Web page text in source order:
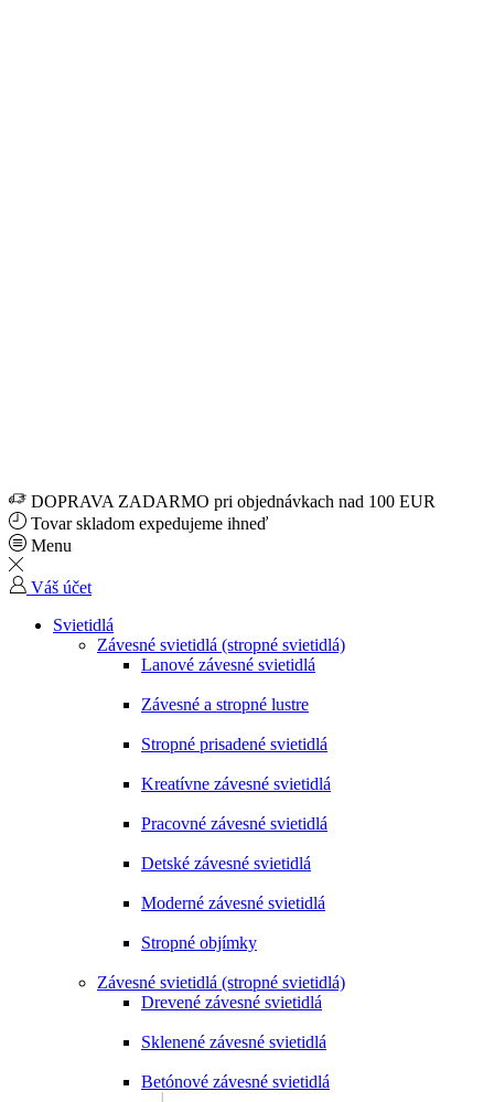
DOPRAVA ZADARMO pri objednávkach nad 100 EUR
Tovar skladom expedujeme ihneď
Menu
Váš účet
Svietidlá
Závesné svietidlá (stropné svietidlá)
Lanové závesné svietidlá
Závesné a stropné lustre
Stropné prisadené svietidlá
Kreatívne závesné svietidlá
Pracovné závesné svietidlá
Detské závesné svietidlá
Moderné závesné svietidlá
Stropné objímky
Závesné svietidlá (stropné svietidlá)
Drevené závesné svietidlá
Sklenené závesné svietidlá
Betónové závesné svietidlá